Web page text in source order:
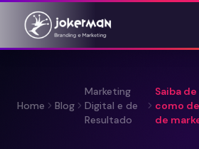
Home Blog
Marketing
Digital e de
Resultado
Saiba
como
de